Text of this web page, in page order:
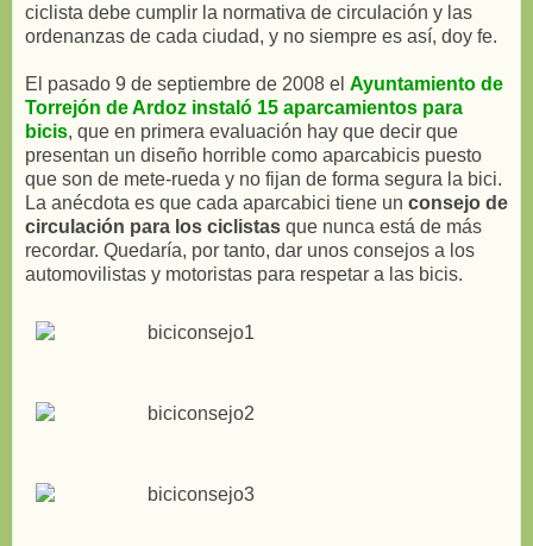
ciclista debe cumplir la normativa de circulación y las
ordenanzas de cada ciudad, y no siempre es así, doy fe.
El pasado 9 de septiembre de 2008 el Ayuntamiento de
Torrejón de Ardoz instaló 15 aparcamientos para
bicis, que en primera evaluación hay que decir que
presentan un diseño horrible como aparcabicis puesto
que son de mete-rueda y no fijan de forma segura la bici.
La anécdota es que cada aparcabici tiene un consejo de
circulación para los ciclistas que nunca está de más
recordar. Quedaría, por tanto, dar unos consejos a los
automovilistas y motoristas para respetar a las bicis.